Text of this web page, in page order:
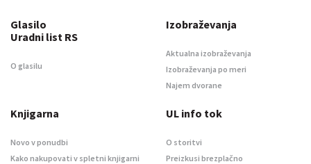
Glasilo
Uradni list RS
O glasilu
Izobraževanja
Aktualna izobraževanja
Izobraževanja po meri
Najem dvorane
Knjigarna
Novo v ponudbi
Kako nakupovati v spletni knjigarni
UL info tok
O storitvi
Preizkusi brezplačno